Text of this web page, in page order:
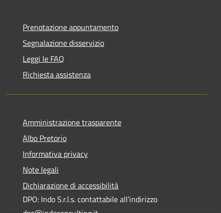
Prenotazione appuntamento
Segnalazione disservizio
Leggi le FAQ
Richiesta assistenza
Amministrazione trasparente
Albo Pretorio
Informativa privacy
Note legali
Dichiarazione di accessibilità
DPO: Indo S.r.l.s. contattabile all’indirizzo